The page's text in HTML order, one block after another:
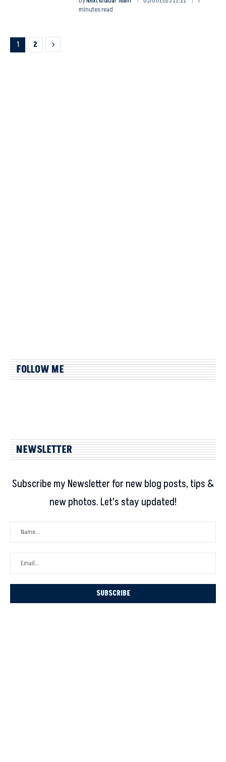
minutes read
1 2
FOLLOW ME
NEWSLETTER
Subscribe my Newsletter for new blog posts, tips &
new photos. Let's stay updated!